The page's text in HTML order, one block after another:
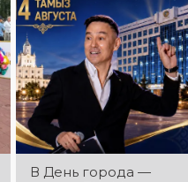
ансамбля — Шамиль
Фахрутдинов. Вас
ждут зрелищные
хореографические
постановки, яркие
образы,
зажигательные
ритмы и
праздничное
настроение!
В День города —